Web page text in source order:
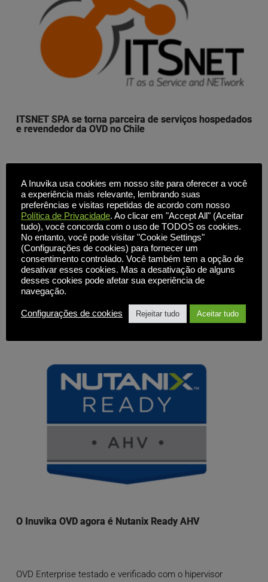
ITSNET SPA se torna parceira de serviços hospedados
e revendedor da OVD no Chile
13 de setembro de 2017 Toronto, Canadá - A Inuvika Inc.
autorizou a ITSNET como nosso mais novo parceiro de
serviços hospedados e revendedor da OVD Enterprise no
Chile. A OVD oferece serviços virtualizados de Windows e
Linux [...]
Notícias,
SAIBA MAIS
O Inuvika OVD agora é Nutanix Ready AHV
OVD Enterprise testado e verificado com o hipervisor
A Inuvika usa cookies em nosso site para oferecer a você
a experiência mais relevante, lembrando suas
preferências e visitas repetidas de acordo com nosso
Política de Privacidade. Ao clicar em "Accept All" (Aceitar
tudo), você concorda com o uso de TODOS os cookies.
No entanto, você pode visitar "Cookie Settings"
(Configurações de cookies) para fornecer um
consentimento controlado. Você também tem a opção de
desativar esses cookies. Mas a desativação de alguns
desses cookies pode afetar sua experiência de
navegação.
Configurações de cookies Rejeitar tudo Aceitar tudo